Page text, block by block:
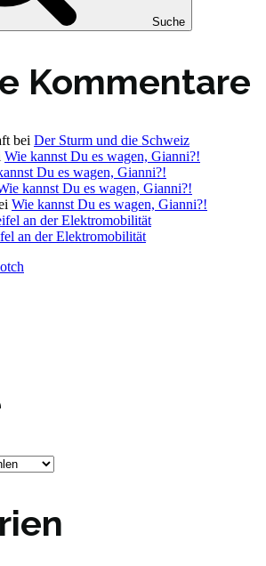
Suche
Kommentare
bei Der Sturm und die Schweiz
Wie kannst Du es wagen, Gianni?!
Du es wagen, Gianni?!
kannst Du es wagen, Gianni?!
Wie kannst Du es wagen, Gianni?!
an der Elektromobilität
an der Elektromobilität